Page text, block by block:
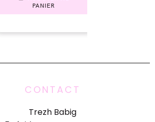
CONTACT
Trezh Babig